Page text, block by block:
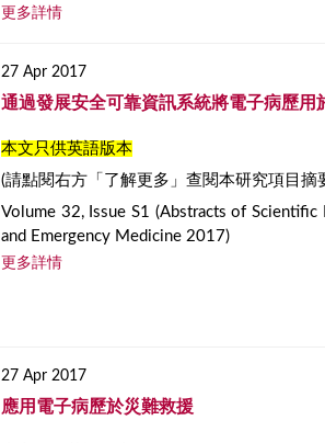
更多詳情
27 Apr 2017
通過發展安全可靠資訊系統將電子病歷用
本文只供英語版本
(請點閱右方「了解更多」查閱本研究項目摘
Volume 32, Issue S1 (Abstracts of
and Emergency Medicine 2017)
更多詳情
27 Apr 2017
應用電子病歷於災難救援